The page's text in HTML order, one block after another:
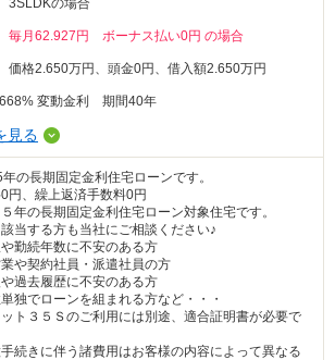
の場合
月62.927円 ボーナス払い0円 の場合
格2.650万円、頭金0円、借入額2.650万円
変動金利 期間40年
見る
の長期固定金利住宅ローンです。
円、繰上返済手数料0円
年の長期固定金利住宅ローン対象住宅です。
当する方も当社にご相談ください♪
や勤続年数に不安のある方
業や契約社員・派遣社員の方
や過去履歴に不安のある方
単独でローンを組まれる方など・・・
ト３５Ｓのご利用には別途、適合証明書が必要で
続きに伴う諸費用はお客様の内容によって異なる